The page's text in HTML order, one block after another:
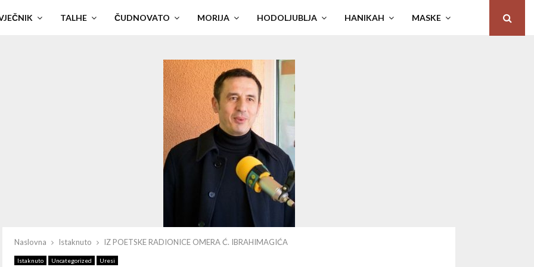
TALHE ČUDNOVATO MORIJA HODOLJUBLJA HANIKAH MASKE
Naslovna Istaknuto IZ POETSKE RADIONICE OMERA Ć. IBRAHIMAGIĆA
Istaknuto Uncategorized Uresi